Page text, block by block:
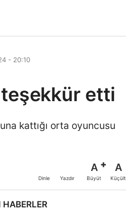
- 20:10
teşekkür etti
kattığı orta oyuncusu
Dinle Yazdır
A
Büyüt
A
Küçült
HABERLER